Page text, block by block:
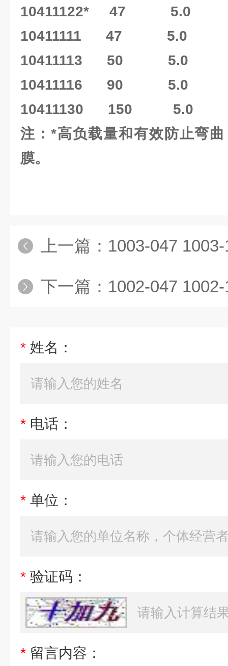
10411122* 47 5.0
10411111 47 5.0
10411113 50 5.0
10411116 90 5.0
10411130 150 5.0
注：*高负载量和有效防止弯
膜。
上一篇： 1003-047 1003-110WHATMAN Grade3
下一篇： 1002-047 1002-110WHATMAN代理2
* 姓名：
* 电话：
* 单位：
* 验证码：
* 留言内容：